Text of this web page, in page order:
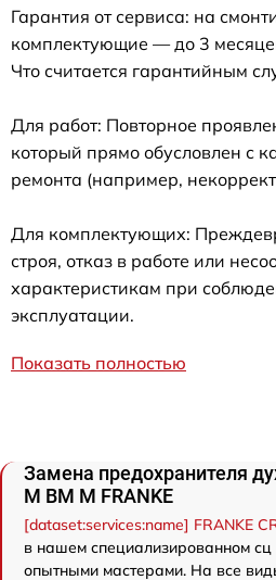
Гарантия от сервиса: на
комплектующие — до 3
Что считается гарантийным
Для работ: Повторное
который прямо обусловлен с
ремонта (например,
Для комплектующих:
строя, отказ в работе или
характеристикам при
эксплуатации.
Показать полностью
Замена предохранителя
M BM M FRANKE
[dataset:services:name] FRANKE
в нашем специализированном сц
опытными мастерами. На все